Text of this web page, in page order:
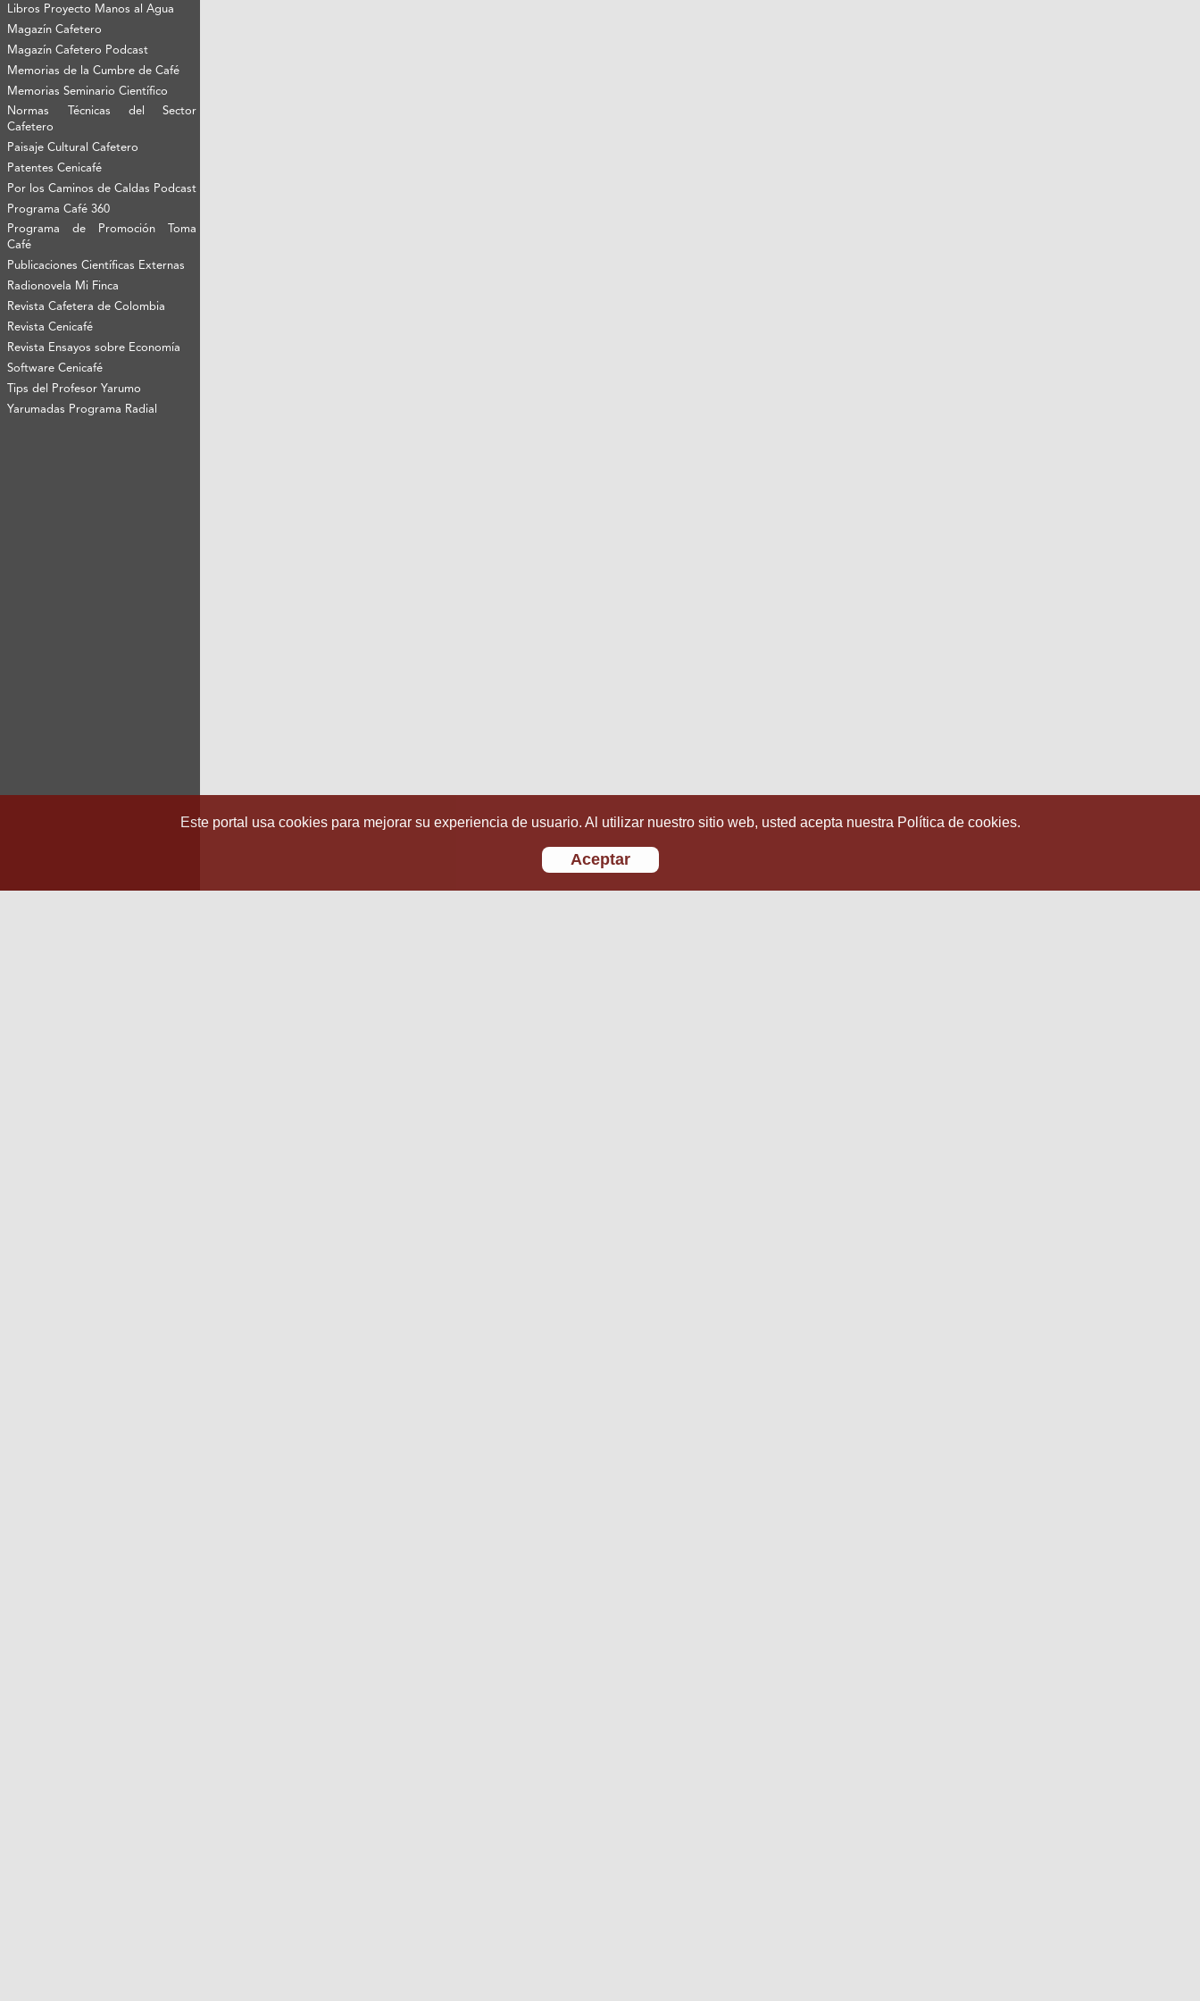
Libros Proyecto Manos al Agua
Magazín Cafetero
Magazín Cafetero Podcast
Memorias de la Cumbre de Café
Memorias Seminario Científico
Normas Técnicas del Sector
Cafetero
Paisaje Cultural Cafetero
Patentes Cenicafé
Por los Caminos de Caldas Podcast
Programa Café 360
Programa de Promoción Toma
Café
Publicaciones Científicas Externas
Radionovela Mi Finca
Revista Cafetera de Colombia
Revista Cenicafé
Revista Ensayos sobre Economía
Software Cenicafé
Tips del Profesor Yarumo
Yarumadas Programa Radial
Este portal usa cookies para mejorar su experiencia de usuario. Al utilizar nuestro sitio web, usted acepta nuestra Política de cookies.
Aceptar